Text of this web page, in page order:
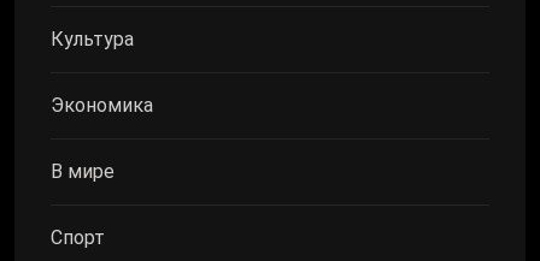
Культура
Экономика
В мире
Спорт